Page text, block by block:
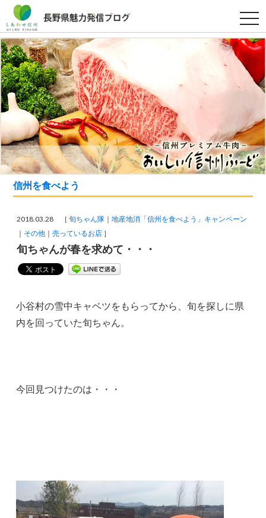
t
o
g
g
l
a
a
t
i
o
n
信州を食べよう
2018.03.28 ［旬ちゃん隊
地産地消「信州を食べよう」キャンペーン
その他
売っているお店 ］
旬ちゃんが春を求めて・・・
小谷村の雪中キャベツをもらってから、旬を探しに県
内を回っていた旬ちゃん。
今回見つけたのは・・・